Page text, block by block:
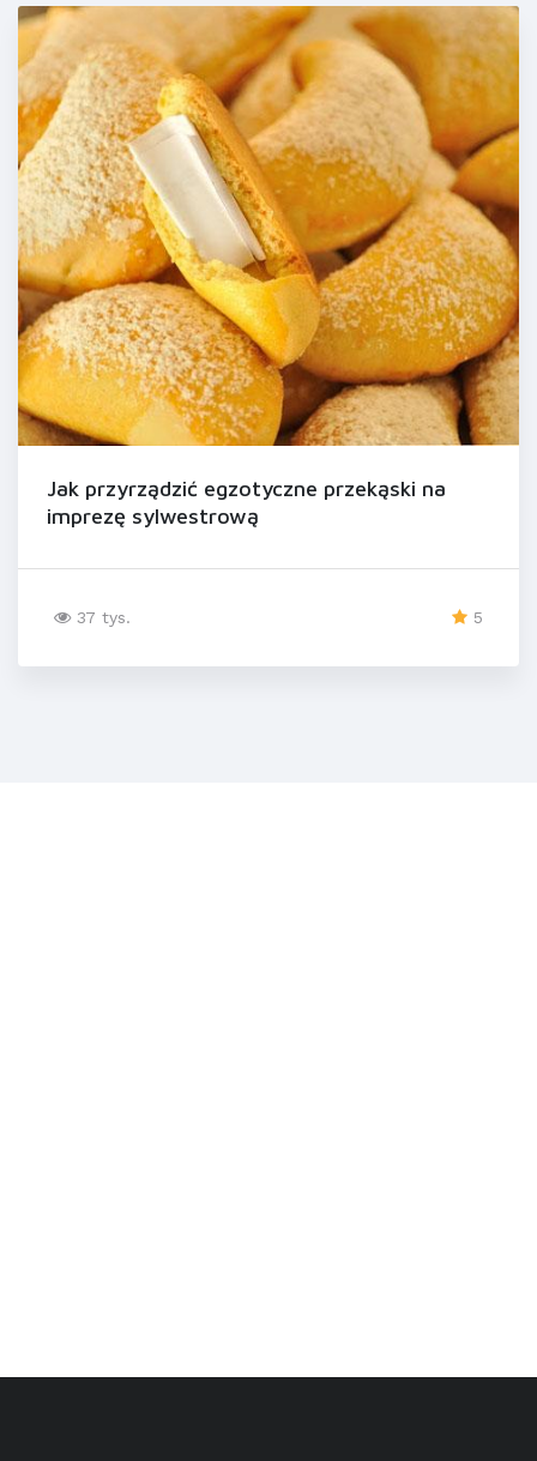
Jak przyrządzić egzotyczne przekąski na
imprezę sylwestrową
37 tys. 5